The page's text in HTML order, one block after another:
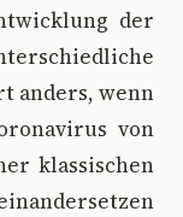
der
anders, wenn
von
klassischen